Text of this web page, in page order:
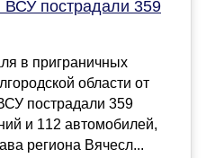
ВСУ пострадали 359
в приграничных
области от
пострадали 359
и 112 автомобилей,
региона Вячесл...